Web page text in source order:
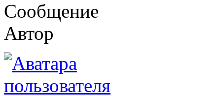
Сообщение
Автор